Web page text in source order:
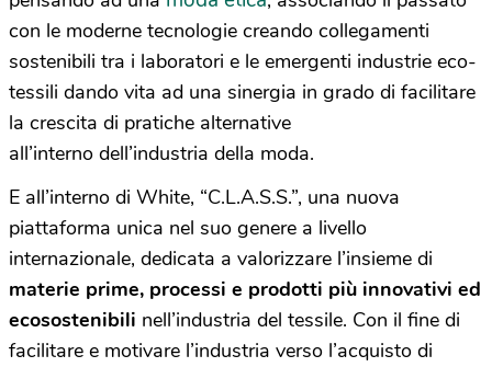
con le moderne tecnologie creando collegamenti
sostenibili tra i laboratori e le emergenti industrie eco-
tessili dando vita ad una sinergia in grado di facilitare
la crescita di pratiche alternative
all’interno dell’industria della moda.
E all’interno di White, “C.L.A.S.S.”, una nuova
piattaforma unica nel suo genere a livello
internazionale, dedicata a valorizzare l’insieme di
materie prime, processi e prodotti più innovativi ed
ecosostenibili nell’industria del tessile. Con il fine di
facilitare e motivare l’industria verso l’acquisto di